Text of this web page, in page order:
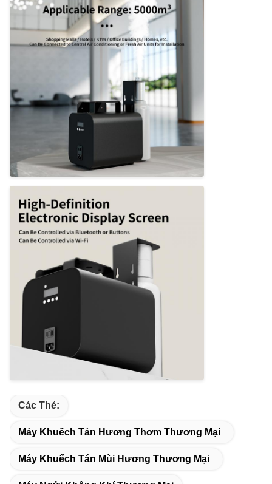
Các Thẻ:
Máy Khuếch Tán Hương Thơm Thương Mại
Máy Khuếch Tán Mùi Hương Thương Mại